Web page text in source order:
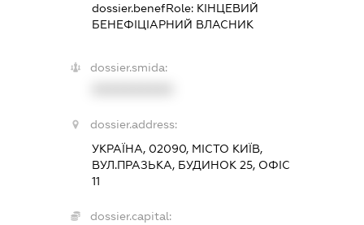
dossier.benefRole: КІНЦЕВИЙ
БЕНЕФІЦІАРНИЙ ВЛАСНИК
dossier.smida:
dossier.address:
УКРАЇНА, 02090, МІСТО КИЇВ,
ВУЛ.ПРАЗЬКА, БУДИНОК 25, ОФІС
11
dossier.capital: